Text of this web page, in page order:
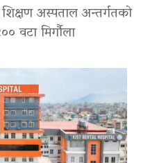
अस्पताल अन्तर्गतको
वटा मिर्गौला